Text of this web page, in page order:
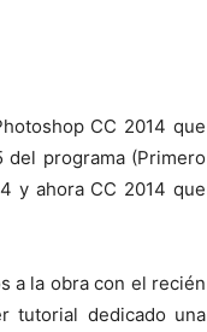
CC 2014 que
programa (Primero
y ahora CC 2014 que
a la obra con el recién
tutorial dedicado una